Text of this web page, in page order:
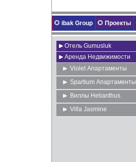
ibak Group Проекты
Отель Gumusluk
Аренда Недвижимости
Violet Апартаменты
Spartium Апартаменты
Виллы Helianthus
Villa Jasmine